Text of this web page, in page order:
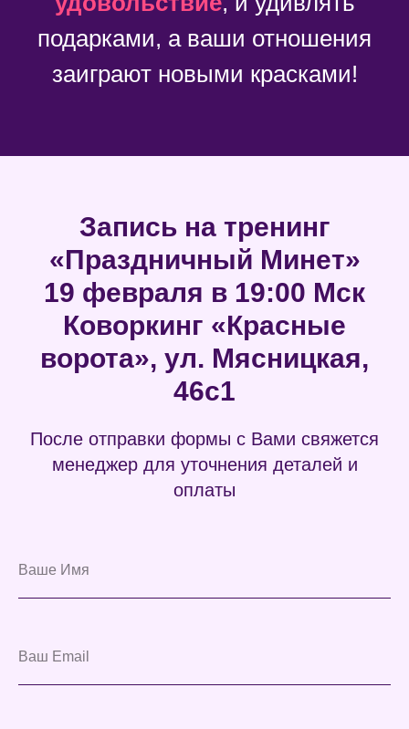
подарками, а ваши отношения
заиграют новыми красками!
Запись на тренинг
«Праздничный Минет»
19 февраля в 19:00 Мск
Коворкинг «Красные
ворота», ул. Мясницкая,
46с1
После отправки формы с Вами свяжется
менеджер для уточнения деталей и
оплаты